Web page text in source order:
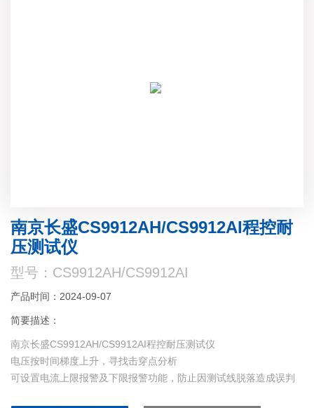
南京长盛CS9912AH/CS9912AI程控耐
压测试仪
型号：CS9912AH/CS9912AI
产品时间：2024-09-07
简要描述：
南京长盛CS9912AH/CS9912AI程控耐压测试仪
电压按时间梯度上升，寻找击穿点分析
可设置电流上限报警及下限报警功能，防止因测试线脱落造成误判